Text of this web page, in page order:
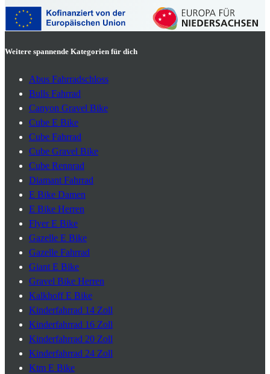
Weitere spannende Kategorien für dich
Abus Fahrradschloss
Bulls Fahrrad
Canyon Gravel Bike
Cube E Bike
Cube Fahrrad
Cube Gravel Bike
Cube Rennrad
Diamant Fahrrad
E Bike Damen
E Bike Herren
Flyer E Bike
Gazelle E Bike
Gazelle Fahrrad
Giant E Bike
Gravel Bike Herren
Kalkhoff E Bike
Kinderfahrrad 14 Zoll
Kinderfahrrad 16 Zoll
Kinderfahrrad 20 Zoll
Kinderfahrrad 24 Zoll
Ktm E Bike